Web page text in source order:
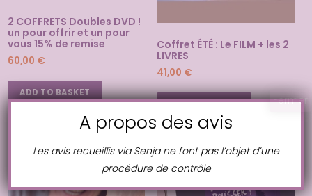
2 COFFRETS Doubles DVD !
un pour offrir et un pour
vous 15% de remise
60,00 €
ADD TO BASKET
Coffret ÉTÉ : Le FILM + les 2
LIVRES
41,00 €
ADD TO BASKET
A propos des avis
Les avis recueillis via Senja ne font pas l’objet d’une
procédure de contrôle
Fermer